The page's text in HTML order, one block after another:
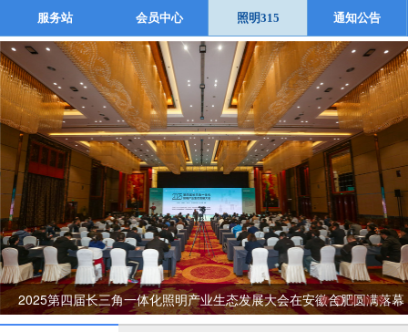
服务站 会员中心 照明315 通知公告
2025第四届长三角一体化照明产业生态发展大会在安徽合肥圆满落幕